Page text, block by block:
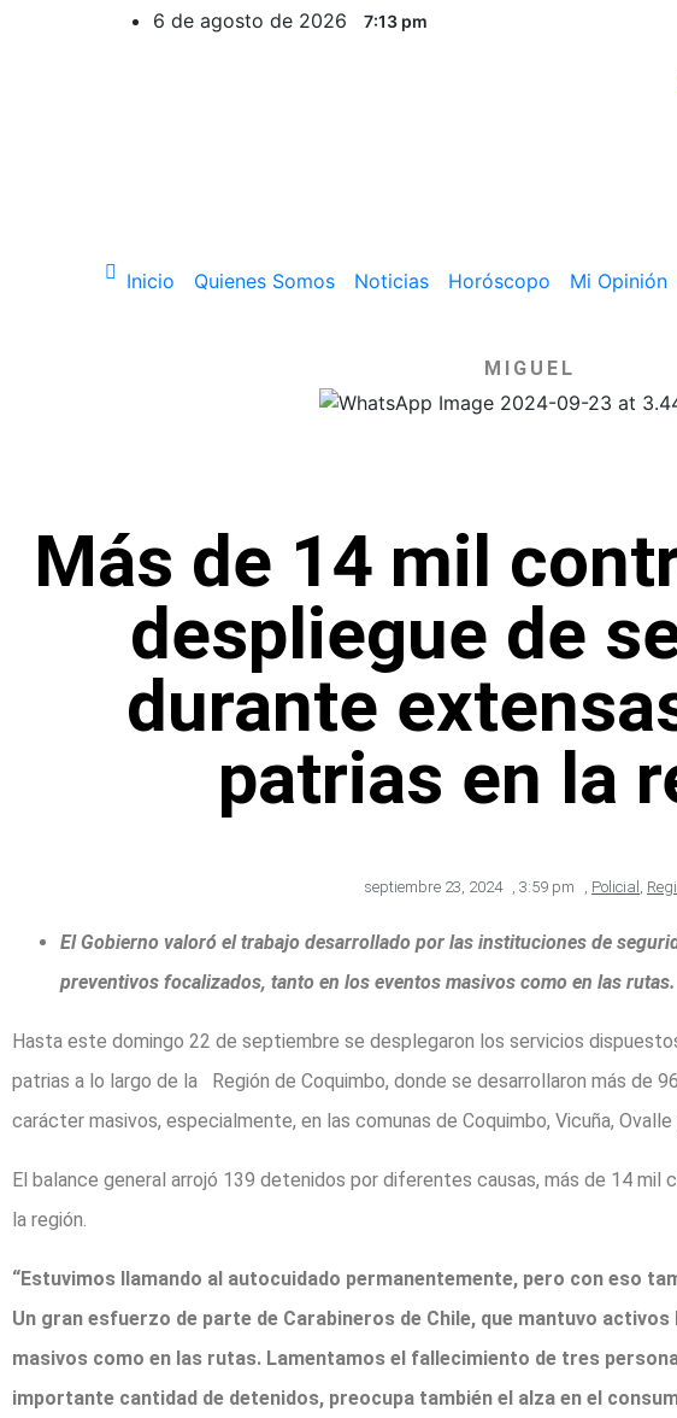
6 de agosto de 2026 7:13 pm
Inicio Quienes Somos Noticias Horóscopo Mi Opinión
MIGUEL
Más de 14 mil
despliegue de
durante
patrias en la
septiembre 23, 2024 , 3:59 pm , Policial ,
El Gobierno valoró el trabajo desarrollado por las instituciones de
preventivos focalizados, tanto en los eventos masivos como en las rutas.
Hasta este domingo 22 de septiembre se desplegaron los servicios
patrias a lo largo de la Región de Coquimbo, donde se desarrollaron más de
carácter masivos, especialmente, en las comunas de Coquimbo, Vicuña, Ovalle
El balance general arrojó 139 detenidos por diferentes causas, más de 14
la región.
“Estuvimos llamando al autocuidado permanentemente, pero con eso
Un gran esfuerzo de parte de Carabineros de Chile, que mantuvo
masivos como en las rutas. Lamentamos el fallecimiento de tres
importante cantidad de detenidos, preocupa también el alza en el